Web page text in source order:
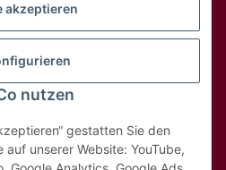
akzeptieren
nutzen
gestatten Sie den
unserer Website: YouTube,